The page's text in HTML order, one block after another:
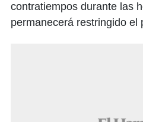
contratiempos durante las
permanecerá restringido el